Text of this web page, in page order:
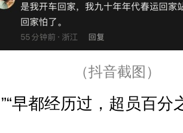
（抖音截图）
早都经历过，超员百